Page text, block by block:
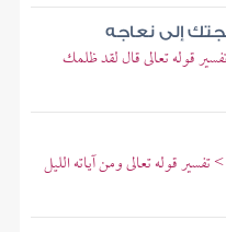
إلى نعاجه
قوله تعالى قال لقد ظلمك
قوله تعالى ومن آياته الليل